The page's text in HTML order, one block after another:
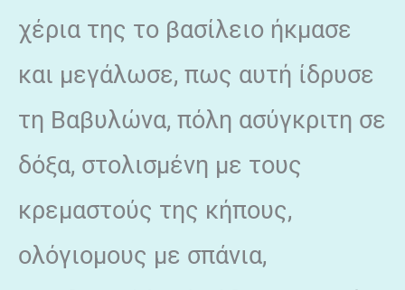
χέρια της το βασίλειο ήκμασε
και μεγάλωσε, πως αυτή ίδρυσε
τη Βαβυλώνα, πόλη ασύγκριτη σε
δόξα, στολισμένη με τους
κρεμαστούς της κήπους,
ολόγιομους με σπάνια,